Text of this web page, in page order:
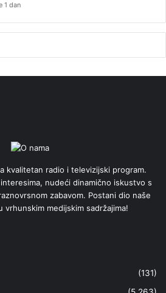
1 dan
kvalitetan radio i televizijski program.
nudeći dinamično iskustvo s
zabavom. Postani dio naše
vrhunskim medijskim sadržajima!
(131)